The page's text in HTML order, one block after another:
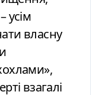
усім
власну
взагалі